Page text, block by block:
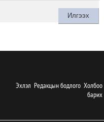
Эхлэл Редакцын бодлого Холбоо
барих